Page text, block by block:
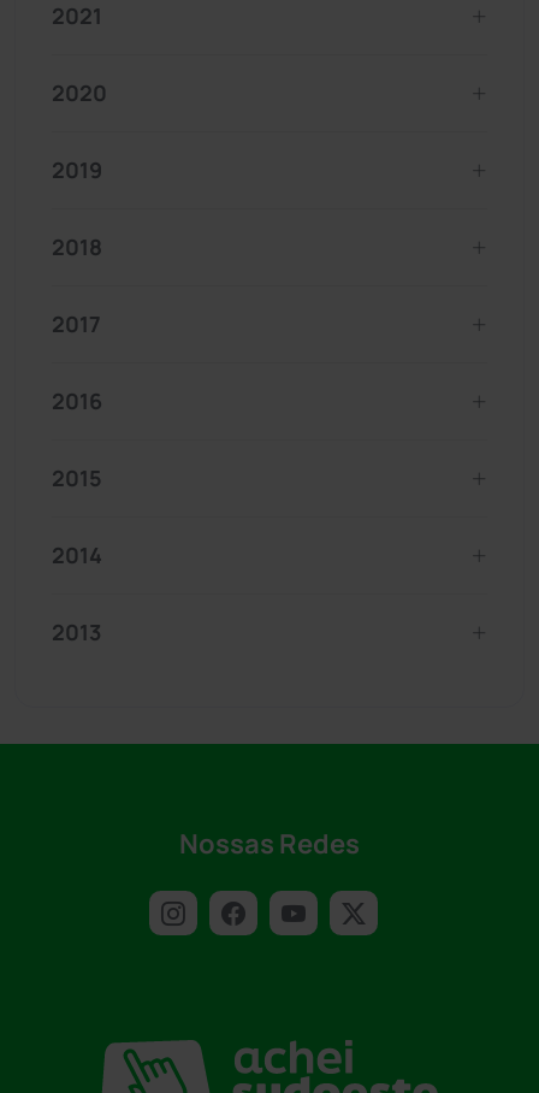
2021
2020
2019
2018
2017
2016
2015
2014
2013
Nossas Redes